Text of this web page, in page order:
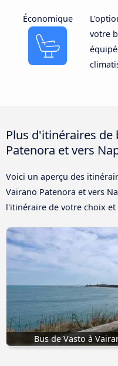
Économique
votre
Plus d'itinéraires de
Patenora et vers
Voici un aperçu des
Vairano Patenora et vers
l'itinéraire de votre choix
Bus de Vasto à